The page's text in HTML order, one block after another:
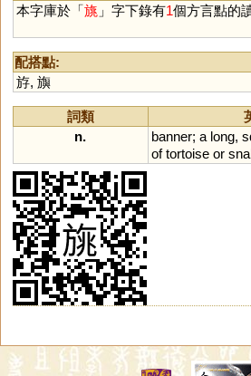
本字庫於「旐 」字下錄有1個方言點的
配搭點:
斿, 旟
詞類
n.
banner; a long,
of tortoise or